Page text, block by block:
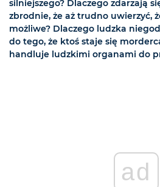
silniejszego? Dlaczego zdarzają
zbrodnie, że aż trudno uwierzyć,
możliwe? Dlaczego ludzka
do tego, że ktoś staje się
handluje ludzkimi organami do
ad